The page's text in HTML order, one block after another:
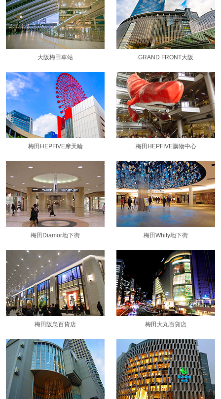
大阪梅田車站 GRAND FRONT大阪
梅田HEPFIVE摩天輪 梅田HEPFIVE購物中心
梅田Diamor地下街 梅田Whity地下街
梅田阪急百貨店 梅田大丸百貨店